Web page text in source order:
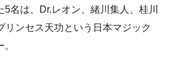
名は、Dr.レオン、緒川集人、桂川
リンセス天功という日本マジック